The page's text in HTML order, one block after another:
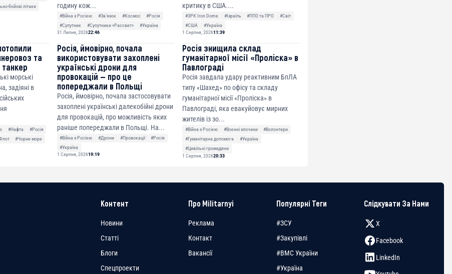
бойові літаки
годину кож...
#Війна з Росією #Звʼязок #Космос
#Росія
#Супутник
#Супутники «Рассвет»
#Україна
31 Липня, 202622:46
критику в США....
#ЗРК Iron Dome #Ізраїль #ППО та ПРО
#Світ
#США
#Україна
1 Серпня, 202611:39
та
морські
задіяні в
#Нафта
#Росія
#Чорне море
Росія, ймовірно, почала
використовувати захоплені
українські дрони для
провокацій — про це
попереджали в Польщі
Росія, ймовірно, почала застосовувати
захоплені українські далекобійні дрони
для провокацій, про можливість яких
раніше попереджали в Польщі. На...
#Війна з Росією #Дрони #Провокації
#Росія
#Україна
1 Серпня, 202619:19
Росія знищила склад
гуманітарної місії «Проліска» в
Павлограді
Росія завдала удару реактивним БпЛА
типу «Шахед» по офісу та складу
гуманітарної місії «Проліска» в
Павлограді, яка евакуйовує мирних
жителів із зо...
#Війна з Росією #Воєнні злочини
#Волонтери
#Гуманітарна допомога
#Україна
#Цивільні громадяни
1 Серпня, 202620:33
Контент
Новини
Статті
Блоги
Спецпроекти
Про Militarnyi
Реклама
Контакт
Вакансії
Популярні Теги
#ЗСУ
#Закупівлі
#ВМС України
#Україна
Слідкувати За Нами
X
Facebook
LinkedIn